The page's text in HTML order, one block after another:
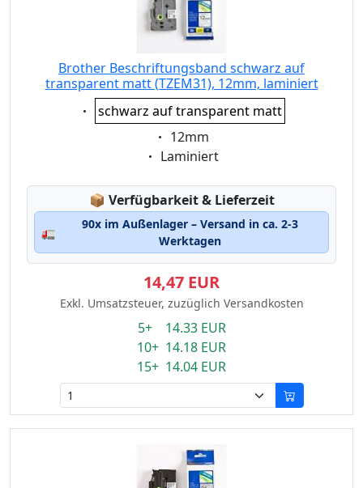
Brother Beschriftungsband schwarz auf
transparent matt (TZEM31), 12mm, laminiert
Eigenschaft:
schwarz auf transparent matt
Eigenschaft:
12mm
Eigenschaft:
Laminiert
📦 Lagerstatus:
Verfügbarkeit & Lieferzeit
🚛
90x im Außenlager – Versand in ca. 2-3
Werktagen
14,47 EUR
Exkl. Umsatzsteuer, zuzüglich Versandkosten
5+ 14.33 EUR
10+ 14.18 EUR
15+ 14.04 EUR